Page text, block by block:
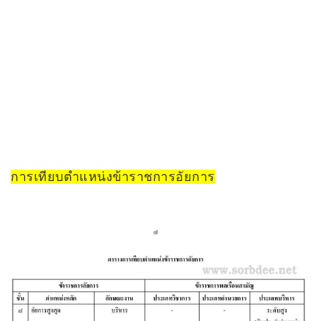
การเทียบตำแหน่งข้าราชการอัยการ